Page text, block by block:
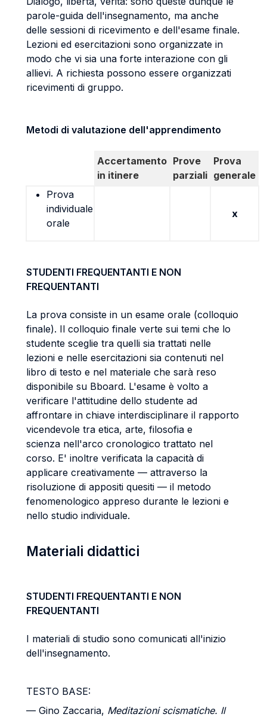
parole-guida dell'insegnamento, ma anche
delle sessioni di ricevimento e dell'esame finale.
Lezioni ed esercitazioni sono organizzate in
modo che vi sia una forte interazione con gli
allievi. A richiesta possono essere organizzati
ricevimenti di gruppo.
Metodi di valutazione dell'apprendimento
Accertamento
in itinere
Prove
parziali
Prova
generale
Prova
individuale
orale
x
STUDENTI FREQUENTANTI E NON
FREQUENTANTI
La prova consiste in un esame orale (colloquio
finale). Il colloquio finale verte sui temi che lo
studente sceglie tra quelli sia trattati nelle
lezioni e nelle esercitazioni sia contenuti nel
libro di testo e nel materiale che sarà reso
disponibile su Bboard. L'esame è volto a
verificare l'attitudine dello studente ad
affrontare in chiave interdisciplinare il rapporto
vicendevole tra etica, arte, filosofia e
scienza nell'arco cronologico trattato nel
corso. E' inoltre verificata la capacità di
applicare creativamente — attraverso la
risoluzione di appositi quesiti — il metodo
fenomenologico appreso durante le lezioni e
nello studio individuale.
Materiali didattici
STUDENTI FREQUENTANTI E NON
FREQUENTANTI
I materiali di studio sono comunicati all'inizio
dell'insegnamento.
TESTO BASE:
— Gino Zaccaria, Meditazioni scismatiche. Il